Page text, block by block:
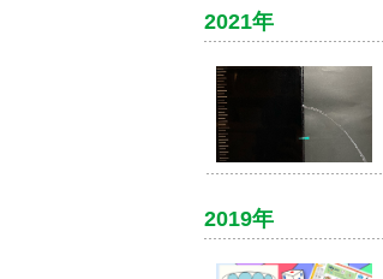
2021年
2019年